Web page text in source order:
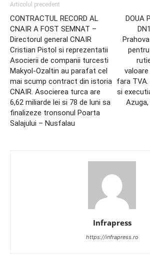
Articolul precedent
CONTRACTUL RECORD AL
CNAIR A FOST SEMNAT –
Directorul general CNAIR
Cristian Pistol si reprezentatii
Asocierii de companii turcesti
Makyol-Ozaltin au parafat cel
mai scump contract din istoria
CNAIR. Asocierea turca are
6,62 miliarde lei si 78 de luni sa
finalizeze tronsonul Poarta
Salajului – Nusfalau
DOUA
valoare
fara
si
Infrapress
https://infrapress.ro